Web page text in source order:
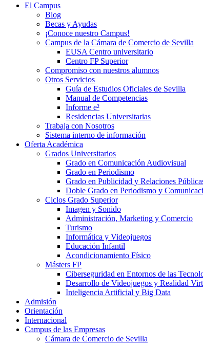
El Campus
Blog
Becas y Ayudas
¡Conoce nuestro Campus!
Campus de la Cámara de Comercio de Sevilla
EUSA Centro universitario
Centro FP Superior
Compromiso con nuestros alumnos
Otros Servicios
Guía de Estudios Oficiales de Sevilla
Manual de Competencias
Informe e²
Residencias Universitarias
Trabaja con Nosotros
Sistema interno de información
Oferta Académica
Grados Universitarios
Grado en Comunicación Audiovisual
Grado en Periodismo
Grado en Publicidad y Relaciones
Doble Grado en Periodismo y
Ciclos Grado Superior
Imagen y Sonido
Administración, Marketing y Comercio
Turismo
Informática y Videojuegos
Educación Infantil
Acondicionamiento Físico
Másters FP
Ciberseguridad en Entornos de las
Desarrollo de Videojuegos y Realidad
Inteligencia Artificial y Big Data
Admisión
Orientación
Internacional
Campus de las Empresas
Cámara de Comercio de Sevilla